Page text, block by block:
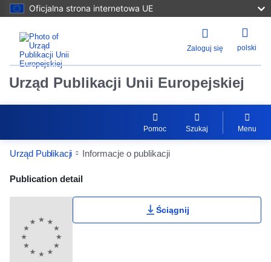
Oficjalna strona internetowa UE
Zaloguj się polski
Urząd Publikacji Unii Europejskiej
Pomoc Szukaj Menu
Urząd Publikacji Informacje o publikacji
Publication Detail Actions Portlet
Publication detail
Ściągnij